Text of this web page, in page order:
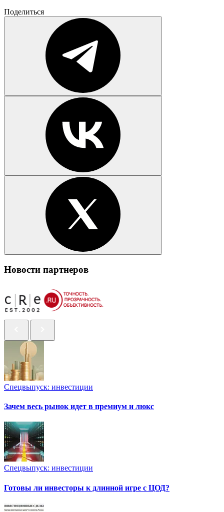
Поделиться
Новости партнеров
Спецвыпуск: инвестиции
Зачем весь рынок идет в премиум и люкс
Спецвыпуск: инвестиции
Готовы ли инвесторы к длинной игре с ЦОД?